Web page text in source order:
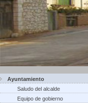
Ayuntamiento
Saludo del alcalde
Equipo de gobierno